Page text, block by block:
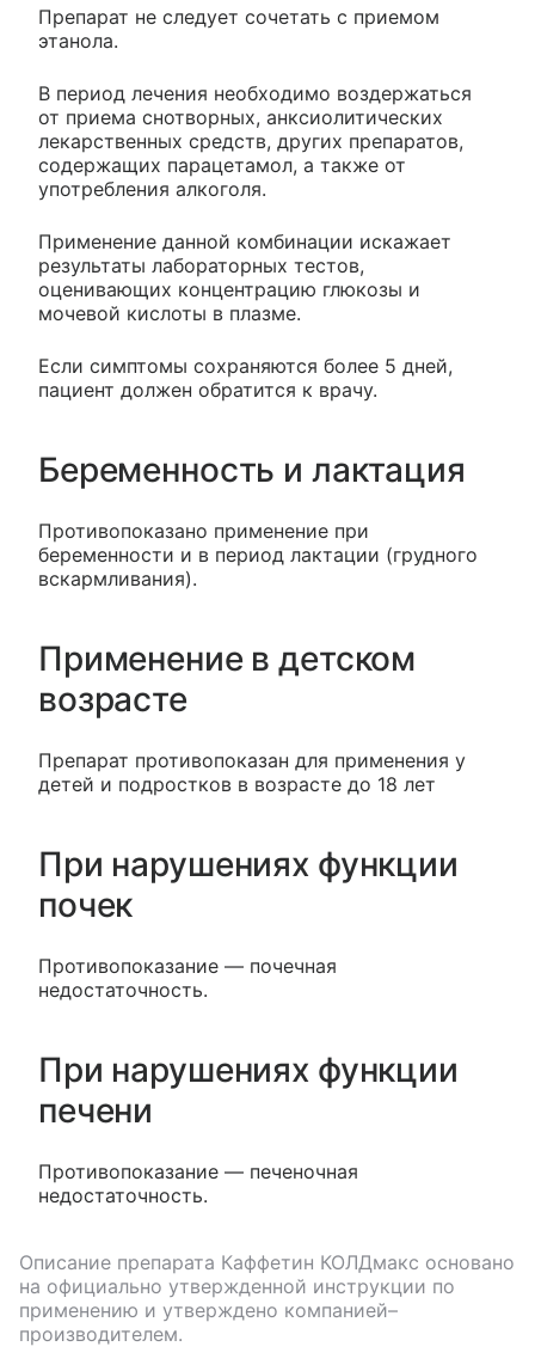
Препарат не следует сочетать с приемом
этанола.
В период лечения необходимо воздержаться
от приема снотворных, анксиолитических
лекарственных средств, других препаратов,
содержащих парацетамол, а также от
употребления алкоголя.
Применение данной комбинации искажает
результаты лабораторных тестов,
оценивающих концентрацию глюкозы и
мочевой кислоты в плазме.
Если симптомы сохраняются более 5 дней,
пациент должен обратится к врачу.
Беременность и лактация
Противопоказано применение при
беременности и в период лактации (грудного
вскармливания).
Применение в детском
возрасте
Препарат противопоказан для применения у
детей и подростков в возрасте до 18 лет
При нарушениях функции
почек
Противопоказание — почечная
недостаточность.
При нарушениях функции
печени
Противопоказание — печеночная
недостаточность.
Описание препарата Каффетин КОЛДмакс основано
на официально утвержденной инструкции по
применению и утверждено компанией–
производителем.